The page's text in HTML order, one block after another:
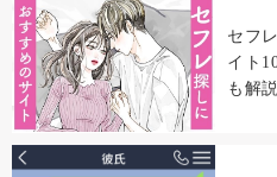
セフ
イト
も解説